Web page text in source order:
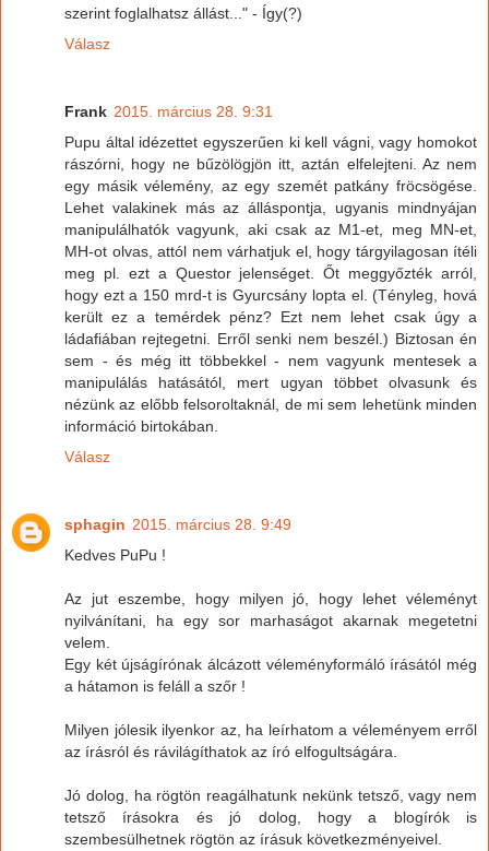
szerint foglalhatsz állást..." - Így(?)
Válasz
Frank 2015. március 28. 9:31
Pupu által idézettet egyszerűen ki kell vágni, vagy homokot
rászórni, hogy ne bűzölögjön itt, aztán elfelejteni. Az nem
egy másik vélemény, az egy szemét patkány fröcsögése.
Lehet valakinek más az álláspontja, ugyanis mindnyájan
manipulálhatók vagyunk, aki csak az M1-et, meg MN-et,
MH-ot olvas, attól nem várhatjuk el, hogy tárgyilagosan ítéli
meg pl. ezt a Questor jelenséget. Őt meggyőzték arról,
hogy ezt a 150 mrd-t is Gyurcsány lopta el. (Tényleg, hová
került ez a temérdek pénz? Ezt nem lehet csak úgy a
ládafiában rejtegetni. Erről senki nem beszél.) Biztosan én
sem - és még itt többekkel - nem vagyunk mentesek a
manipulálás hatásától, mert ugyan többet olvasunk és
nézünk az előbb felsoroltaknál, de mi sem lehetünk minden
információ birtokában.
Válasz
sphagin 2015. március 28. 9:49
Kedves PuPu !
Az jut eszembe, hogy milyen jó, hogy lehet véleményt
nyilvánítani, ha egy sor marhaságot akarnak megetetni
velem.
Egy két újságírónak álcázott véleményformáló írásától még
a hátamon is feláll a szőr !
Milyen jólesik ilyenkor az, ha leírhatom a véleményem erről
az írásról és rávilágíthatok az író elfogultságára.
Jó dolog, ha rögtön reagálhatunk nekünk tetsző, vagy nem
tetsző írásokra és jó dolog, hogy a blogírók is
szembesülhetnek rögtön az írásuk következményeivel.